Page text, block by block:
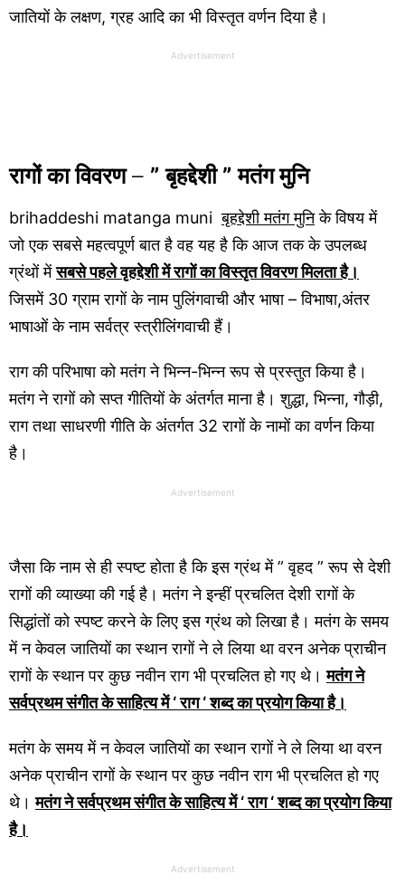
जातियों के लक्षण, ग्रह आदि का भी विस्तृत वर्णन दिया है।
Advertisement
रागों का विवरण– ” बृहद्देशी ” मतंग मुनि
brihaddeshi matanga muniबृहद्देशी मतंग मुनिके विषय में
जो एक सबसे महत्वपूर्ण बात है वह यह है कि आज तक के उपलब्ध
ग्रंथों मेंसबसे पहले वृहद्देशी में रागों का विस्तृत विवरण मिलता है।
जिसमें 30 ग्राम रागों के नाम पुलिंगवाची और भाषा – विभाषा,अंतर
भाषाओं के नाम सर्वत्र स्त्रीलिंगवाची हैं।
राग की परिभाषा को मतंग ने भिन्न-भिन्न रूप से प्रस्तुत किया है।
मतंग ने रागों को सप्त गीतियों के अंतर्गत माना है। शुद्धा, भिन्ना, गौड़ी,
राग तथा साधरणी गीति के अंतर्गत 32 रागों के नामों का वर्णन किया
है।
Advertisement
जैसा कि नाम से ही स्पष्ट होता है कि इस ग्रंथ में ” वृहद ” रूप से देशी
रागों की व्याख्या की गई है। मतंग ने इन्हीं प्रचलित देशी रागों के
सिद्धांतों को स्पष्ट करने के लिए इस ग्रंथ को लिखा है। मतंग के समय
में न केवल जातियों का स्थान रागों ने ले लिया था वरन अनेक प्राचीन
रागों के स्थान पर कुछ नवीन राग भी प्रचलित हो गए थे।मतंग ने
सर्वप्रथम संगीत के साहित्य में ‘ राग ‘ शब्द का प्रयोग किया है।
मतंग के समय में न केवल जातियों का स्थान रागों ने ले लिया था वरन
अनेक प्राचीन रागों के स्थान पर कुछ नवीन राग भी प्रचलित हो गए
थे।मतंग ने सर्वप्रथम संगीत के साहित्य में ‘ राग ‘ शब्द का प्रयोग किया
है।
Advertisement